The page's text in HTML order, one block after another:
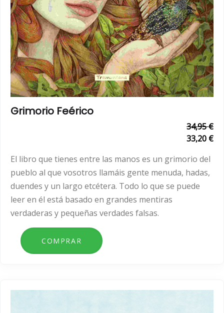
Grimorio Feérico
34,95 €
33,20 €
El libro que tienes entre las manos es un grimorio del
pueblo al que vosotros llamáis gente menuda, hadas,
duendes y un largo etcétera. Todo lo que se puede
leer en él está basado en grandes mentiras
verdaderas y pequeñas verdades falsas.